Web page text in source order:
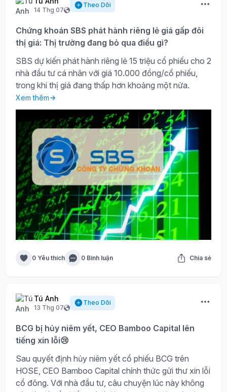
14 Thg 07
Theo Dõi
Chứng khoán SBS phát hành riêng lẻ giá gấp đôi
thị giá: Thị trường đang bỏ qua điều gì?
SBS dự kiến phát hành riêng lẻ 15 triệu cổ phiếu cho 2
nhà đầu tư cá nhân với giá 10.000 đồng/cổ phiếu,
trong khi thị giá đang thấp hơn khoảng một nửa.
Xem thêm
0 Yêu thích 0 Bình luận Chia sẻ
Tú Anh
13 Thg 07
Theo Dõi
BCG bị hủy niêm yết, CEO Bamboo Capital lên
tiếng xin lỗi😢
Sau quyết định hủy niêm yết cổ phiếu BCG trên
HOSE, CEO Bamboo Capital chính thức gửi thư xin lỗi
cổ đông. Với nhà đầu tư, câu chuyện lúc này không